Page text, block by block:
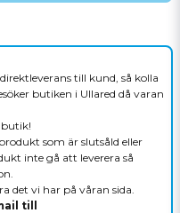
till kund, så kolla
butiken i Ullared då varan
som är slutsåld eller
inte gå att leverera så
det vi har på våran sida.
till